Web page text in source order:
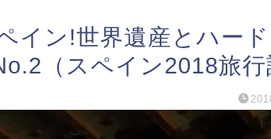
イン!世界遺産とハー
（スペイン2018旅行